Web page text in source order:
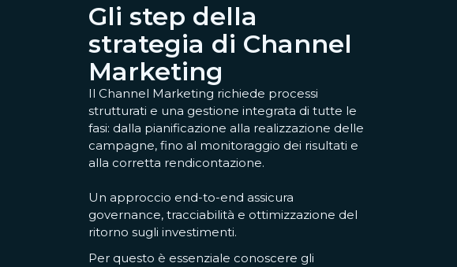
Gli step della
strategia di Channel
Marketing
Il Channel Marketing richiede processi
strutturati e una gestione integrata di tutte le
fasi: dalla pianificazione alla realizzazione delle
campagne, fino al monitoraggio dei risultati e
alla corretta rendicontazione.
Un approccio end-to-end assicura
governance, tracciabilità e ottimizzazione del
ritorno sugli investimenti.
Per questo è essenziale conoscere gli